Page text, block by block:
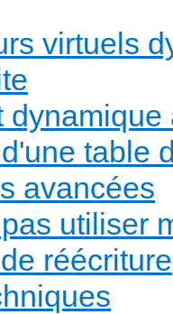
virtuels
table
avancées
utiliser
réécriture